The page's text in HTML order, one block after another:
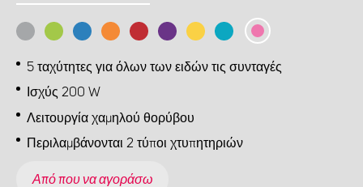
5 ταχύτητες για όλων των ειδών τις συνταγές
Ισχύς 200 W
Λειτουργία χαμηλού θορύβου
Περιλαμβάνονται 2 τύποι χτυπητηριών
Από που να αγοράσω